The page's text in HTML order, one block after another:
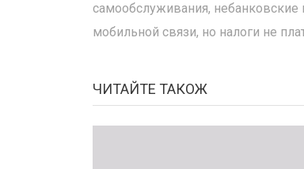
самообслуживания,
мобильной связи, но налоги не
ЧИТАЙТЕ ТАКОЖ